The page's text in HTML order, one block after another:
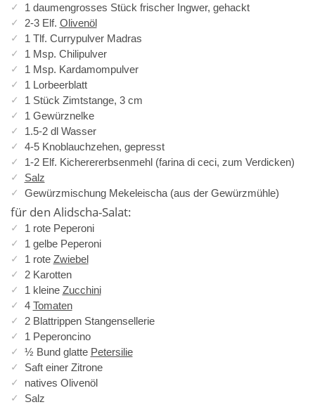
1 daumengrosses Stück frischer Ingwer, gehackt
2-3 Elf. Olivenöl
1 Tlf. Currypulver Madras
1 Msp. Chilipulver
1 Msp. Kardamompulver
1 Lorbeerblatt
1 Stück Zimtstange, 3 cm
1 Gewürznelke
1.5-2 dl Wasser
4-5 Knoblauchzehen, gepresst
1-2 Elf. Kicherererbsenmehl (farina di ceci, zum Verdicken)
Salz
Gewürzmischung Mekeleischa (aus der Gewürzmühle)
für den Alidscha-Salat:
1 rote Peperoni
1 gelbe Peperoni
1 rote Zwiebel
2 Karotten
1 kleine Zucchini
4 Tomaten
2 Blattrippen Stangensellerie
1 Peperoncino
½ Bund glatte Petersilie
Saft einer Zitrone
natives Olivenöl
Salz